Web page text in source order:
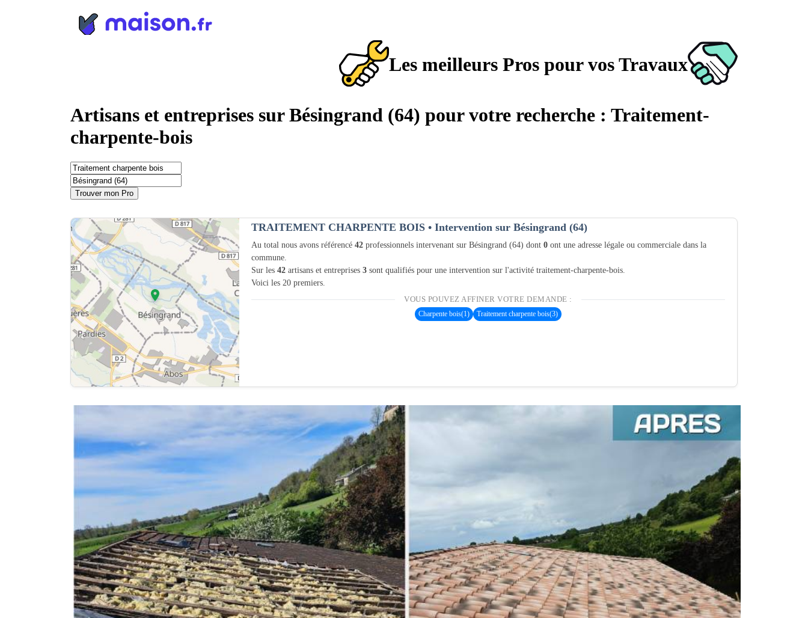
Les meilleurs Pros pour vos Travaux
Artisans et entreprises sur Bésingrand (64) pour votre recherche : Traitement-
charpente-bois
Trouver mon Pro
TRAITEMENT CHARPENTE BOIS • Intervention sur Bésingrand (64)
Au total nous avons référencé 42 professionnels intervenant sur Bésingrand (64) dont 0 ont une adresse légale ou commerciale dans la
commune.
Sur les 42 artisans et entreprises 3 sont qualifiés pour une intervention sur l'activité traitement-charpente-bois.
Voici les 20 premiers.
VOUS POUVEZ AFFINER VOTRE DEMANDE :
Charpente bois(1) Traitement charpente bois(3)